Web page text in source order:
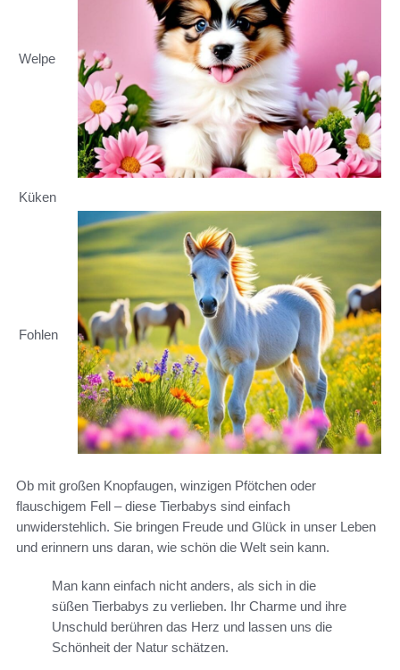
Welpe
Küken
Fohlen
Ob mit großen Knopfaugen, winzigen Pfötchen oder
flauschigem Fell – diese Tierbabys sind einfach
unwiderstehlich. Sie bringen Freude und Glück in unser Leben
und erinnern uns daran, wie schön die Welt sein kann.
Man kann einfach nicht anders, als sich in die
süßen Tierbabys zu verlieben. Ihr Charme und ihre
Unschuld berühren das Herz und lassen uns die
Schönheit der Natur schätzen.